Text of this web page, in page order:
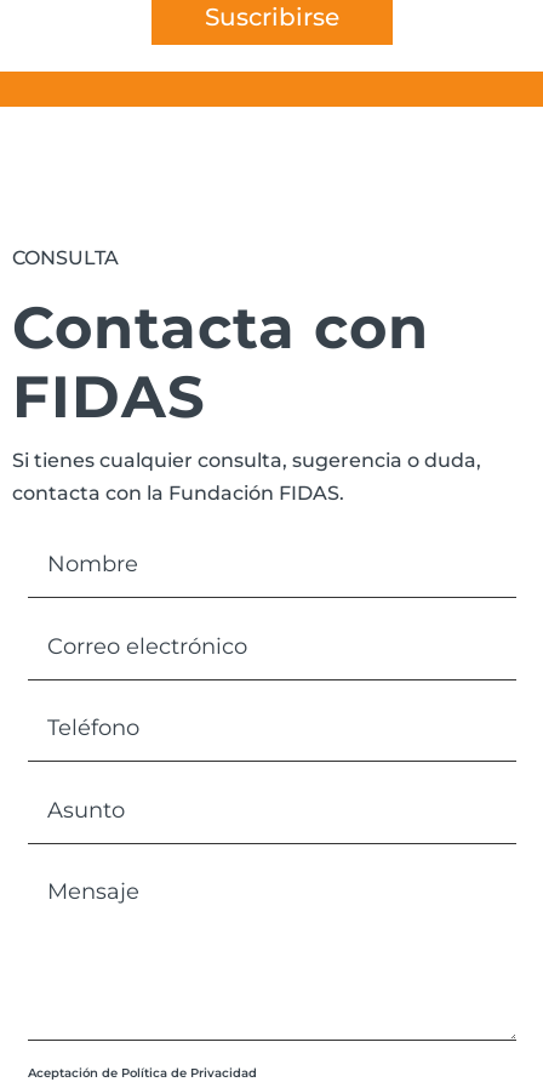
Suscribirse
CONSULTA
Contacta con
FIDAS
Si tienes cualquier consulta, sugerencia o duda,
contacta con la Fundación FIDAS.
Aceptación de Política de Privacidad